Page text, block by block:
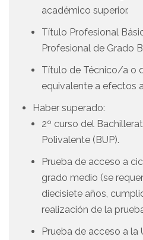
académico superior.
Título Profesional
Profesional de Grado
Título de Técnico/a o
equivalente a efectos
Haber superado:
2º curso del
Polivalente (BUP).
Prueba de acceso a
grado medio (se
diecisiete años,
realización de la
Prueba de acceso a la